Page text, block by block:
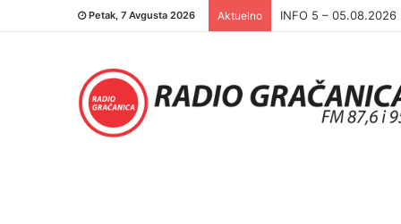
Petak, 7 Avgusta 2026 Aktuelno INFO 5 – 04.08.2026.